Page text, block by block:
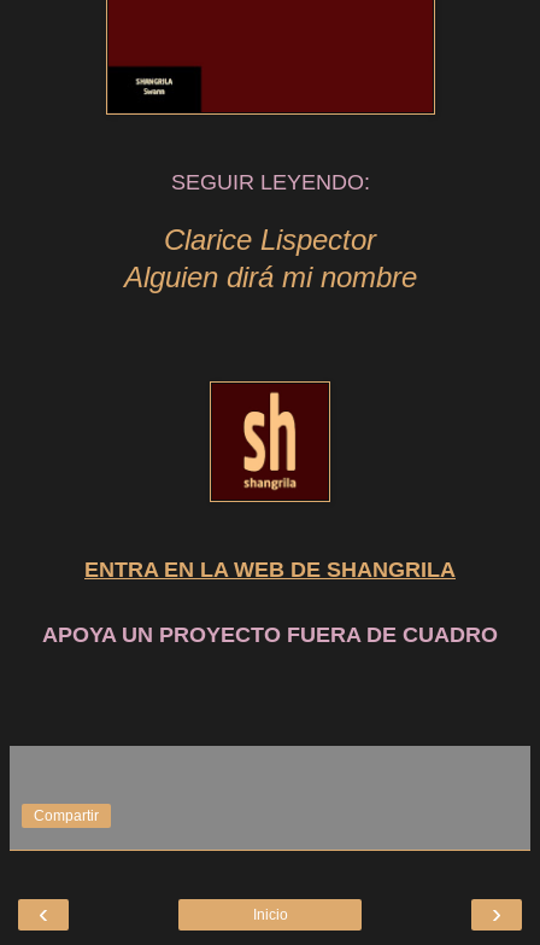
SEGUIR LEYENDO:
Clarice Lispector
Alguien dirá mi nombre
ENTRA EN LA WEB DE SHANGRILA
APOYA UN PROYECTO FUERA DE CUADRO
Compartir
‹ ›
Inicio